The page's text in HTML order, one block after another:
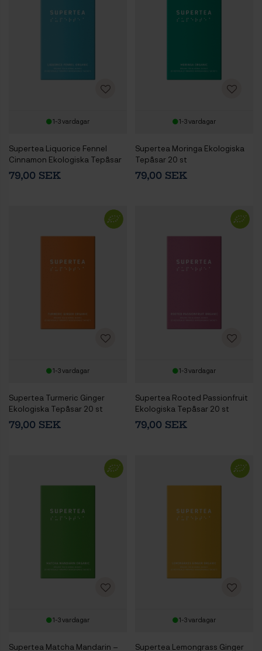
1-3 vardagar
Supertea Liquorice Fennel
Cinnamon Ekologiska Tepåsar
20 st
79,00 SEK
1-3 vardagar
Supertea Moringa Ekologiska
Tepåsar 20 st
79,00 SEK
1-3 vardagar
Supertea Turmeric Ginger
Ekologiska Tepåsar 20 st
79,00 SEK
1-3 vardagar
Supertea Rooted Passionfruit
Ekologiska Tepåsar 20 st
79,00 SEK
1-3 vardagar
Supertea Matcha Mandarin –
1-3 vardagar
Supertea Lemongrass Ginger